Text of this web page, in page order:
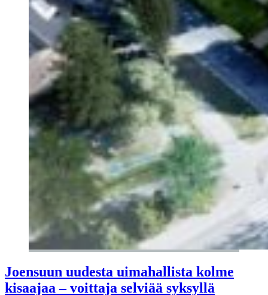
Joensuun uudesta uimahallista kolme
kisaajaa – voittaja selviää syksyllä